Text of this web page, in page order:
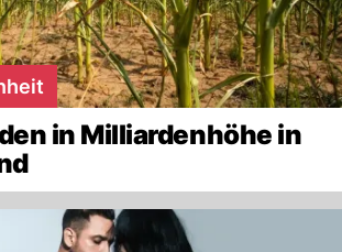
in Milliardenhöhe in